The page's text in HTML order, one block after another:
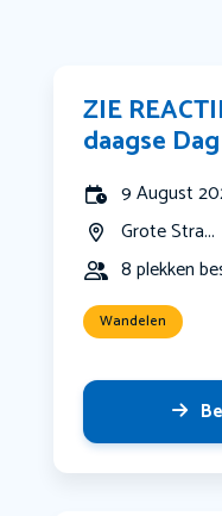
ZIE
daagse
9 August
Grote Stra...
8 plekken
Wandelen